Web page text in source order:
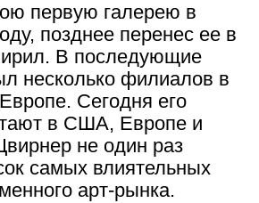
первую галерею в
позднее перенес ее в
В последующие
несколько филиалов в
Сегодня его
в США, Европе и
не один раз
самых влиятельных
арт-рынка.